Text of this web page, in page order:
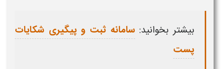
بیشتر بخوانید: سامانه ثبت و پیگیری شکایات
پست